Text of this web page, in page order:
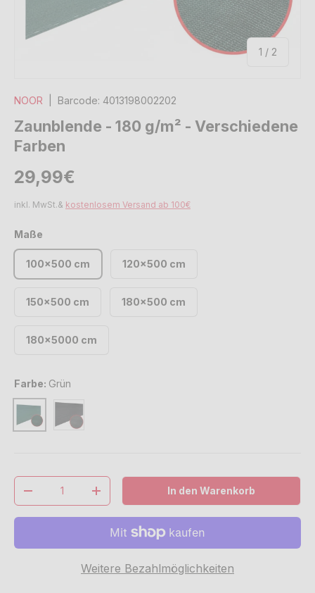
1 / von
2
NOOR Barcode: 4013198002202
Zaunblende - 180 g/m² - Verschiedene
Farben
Normaler Preis
29,99€
inkl. MwSt.& kostenlosem Versand ab 100€
Maße
100x500 cm 120x500 cm
150x500 cm 180x500 cm
180x5000 cm
Farbe: Grün
Grün Anthrazit
Anzahl
Menge verringernMenge erhöhenIn den Warenkorb
Weitere Bezahlmöglichkeiten